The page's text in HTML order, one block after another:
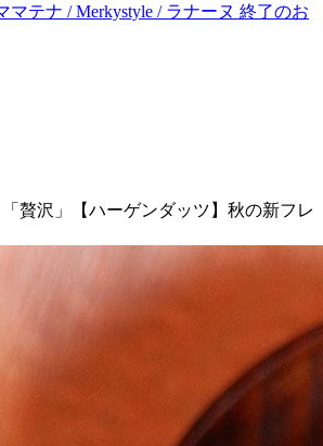
マテナ / Merkystyle / ラナーヌ 終了のお
「贅沢」【ハーゲンダッツ】秋の新フレ